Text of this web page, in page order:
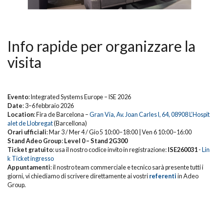
Info rapide per organizzare la
visita
Evento: Integrated Systems Europe – ISE 2026
Date: 3–6 febbraio 2026
Location: Fira de Barcelona – Gran Via, Av. Joan Carles I, 64, 08908 L’Hospit
alet de Llobregat(Barcellona)
Orari ufficiali: Mar 3 / Mer 4 / Gio 5 10:00–18:00 | Ven 6 10:00–16:00
Stand Adeo Group: Level 0 – Stand 2G300
Ticket gratuito: usa il nostro codice invito in registrazione: ISE260031 - Lin
k Ticket ingresso
Appuntamenti: il nostro team commerciale e tecnico sarà presente tutti i
giorni, vi chiediamo di scrivere direttamente ai vostri referenti in Adeo
Group.